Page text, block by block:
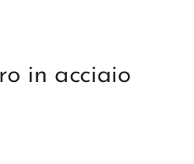
in acciaio